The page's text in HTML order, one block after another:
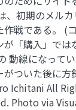
、初期のメル
作戦である。 (
が「購⼊」では
動線になって
がついた後に⽅
Ichitani All
Photo via